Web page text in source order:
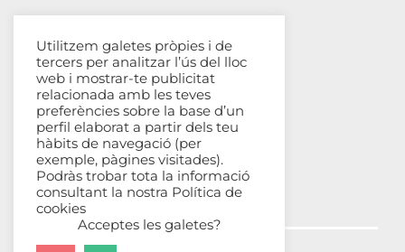
Contacte
Carrer Avinyó, 44 2n
08002 Barcelona
93 302 61 03
esplac@esplac.cat
Utilitzem galetes pròpies i de
tercers per analitzar l’ús del lloc
web i mostrar-te publicitat
relacionada amb les teves
preferències sobre la base d’un
perfil elaborat a partir dels teu
hàbits de navegació (per
exemple, pàgines visitades).
Podràs trobar tota la informació
consultant la nostra Política de
cookies
Acceptes les galetes?